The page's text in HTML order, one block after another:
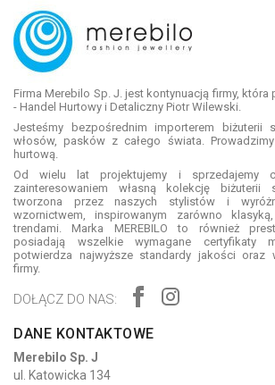
Firma Merebilo Sp. J. jest kontynuacją firmy, która
- Handel Hurtowy i Detaliczny Piotr Wilewski.
Jesteśmy bezpośrednim importerem biżuterii
włosów, pasków z całego świata.
hurtową.
Od wielu lat projektujemy i sprzedajemy
zainteresowaniem własną kolekcję biżuterii
tworzona przez naszych stylistów i
wzornictwem, inspirowanym zarówno
trendami. Marka MEREBILO to również
posiadają wszelkie wymagane certyfikaty
potwierdza najwyższe standardy jakości oraz
firmy.
DOŁĄCZ DO NAS:
DANE KONTAKTOWE
Merebilo Sp. J
ul. Katowicka 134